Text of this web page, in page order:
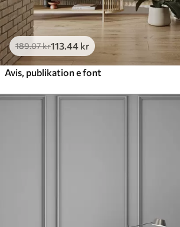
189.07kr113.44 kr
Avis, publikation e font